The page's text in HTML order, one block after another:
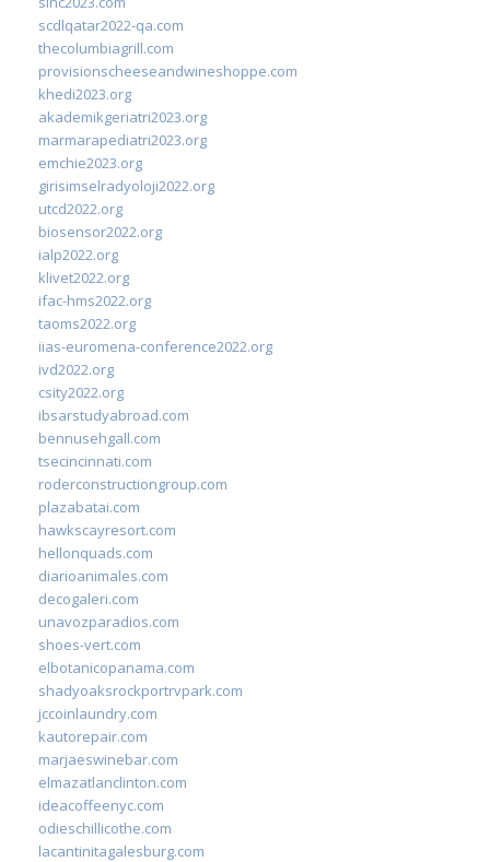
scdlqatar2022-qa.com
thecolumbiagrill.com
provisionscheeseandwineshoppe.com
khedi2023.org
akademikgeriatri2023.org
marmarapediatri2023.org
emchie2023.org
girisimselradyoloji2022.org
utcd2022.org
biosensor2022.org
ialp2022.org
klivet2022.org
ifac-hms2022.org
taoms2022.org
iias-euromena-conference2022.org
ivd2022.org
csity2022.org
ibsarstudyabroad.com
bennusehgall.com
tsecincinnati.com
roderconstructiongroup.com
plazabatai.com
hawkscayresort.com
hellonquads.com
diarioanimales.com
decogaleri.com
unavozparadios.com
shoes-vert.com
elbotanicopanama.com
shadyoaksrockportrvpark.com
jccoinlaundry.com
kautorepair.com
marjaeswinebar.com
elmazatlanclinton.com
ideacoffeenyc.com
odieschillicothe.com
lacantinitagalesburg.com